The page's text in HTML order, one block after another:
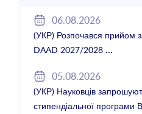
06.08.2026
(УКР) Розпочався прийом
DAAD 2027/2028
05.08.2026
(УКР) Науковців
стипендіальної програми